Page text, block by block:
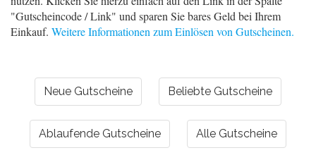
"Gutscheincode / Link" und sparen Sie bares Geld bei Ihrem
Einkauf. Weitere Informationen zum Einlösen von Gutscheinen.
Neue Gutscheine Beliebte Gutscheine
Ablaufende Gutscheine Alle Gutscheine